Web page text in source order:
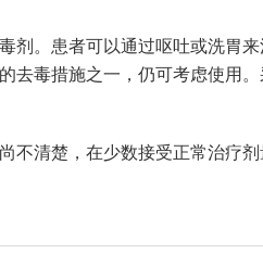
剂。患者可以通过呕吐或洗胃
去毒措施之一，仍可考虑使用
不清楚，在少数接受正常治疗